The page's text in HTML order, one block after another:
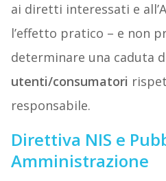
ai diretti interessati e
l’effetto pratico – e non
determinare una caduta
utenti/consumatori
responsabile.
Direttiva NIS e
Amministrazione